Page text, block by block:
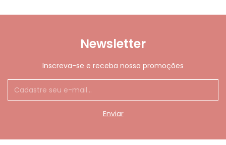
Newsletter
Inscreva-se e receba nossa promoções